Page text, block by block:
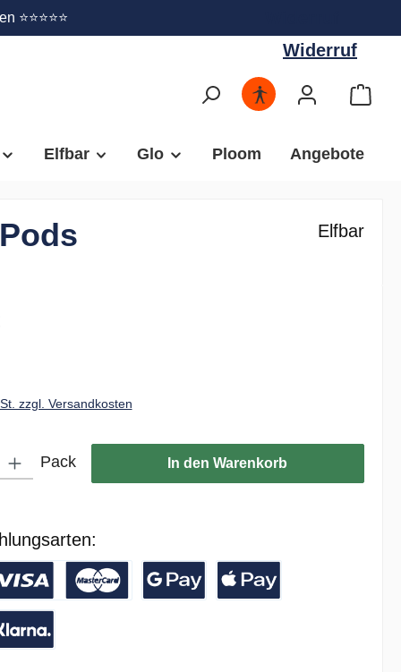
Widerruf
Elfbar Glo Ploom Angebote
Elfbar
zzgl. Versandkosten
Pack In den Warenkorb